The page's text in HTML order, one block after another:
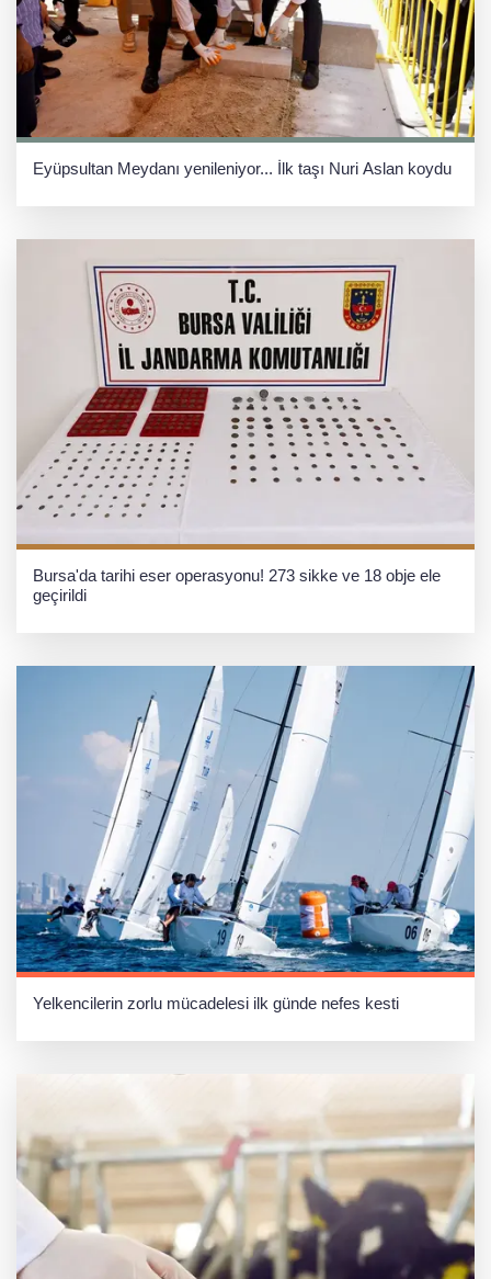
Eyüpsultan Meydanı yenileniyor... İlk taşı Nuri Aslan koydu
Bursa'da tarihi eser operasyonu! 273 sikke ve 18 obje ele
geçirildi
Yelkencilerin zorlu mücadelesi ilk günde nefes kesti